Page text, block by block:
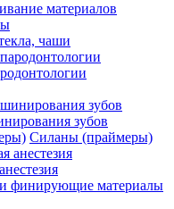
материалов
чаши
зубов
Силаны (праймеры)